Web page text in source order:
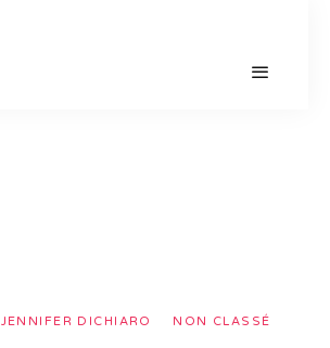
JENNIFER DICHIARO NON CLASSÉ